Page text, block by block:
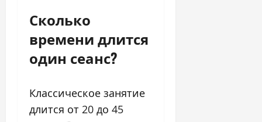
Сколько
времени длится
один сеанс?
Классическое занятие
длится от 20 до 45